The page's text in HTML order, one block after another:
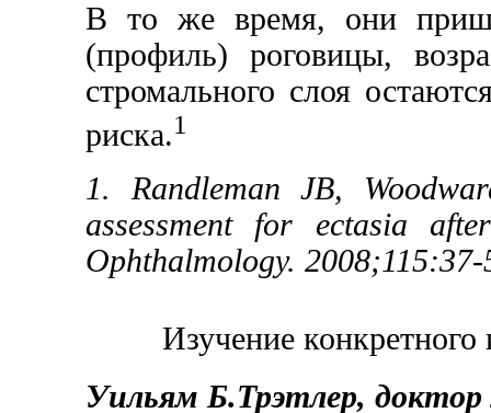
В то же время, они
(профиль) роговицы,
стромального слоя
риска.1
1. Randleman JB,
assessment for ectasia
Ophthalmology. 2008;115:37-
Изучение
Уильям Б.Трэтлер,